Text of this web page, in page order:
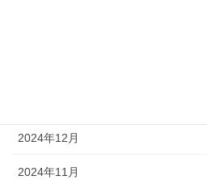
2024年12月
2024年11月